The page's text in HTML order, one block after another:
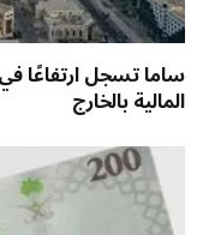
ساما تسجل ارتفاعًا
المالية بالخارج